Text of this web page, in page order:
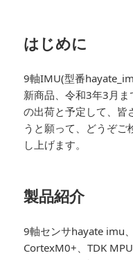
はじめに
9軸IMU(型番
新商品、令和3年3月
の出荷と予定して、皆
うと願って、どうぞご
し上げます。
製品紹介
9軸センサhayate imu
CortexM0+、TDK